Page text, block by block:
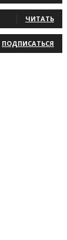
ЧИТАТЬ
ПОДПИСАТЬСЯ